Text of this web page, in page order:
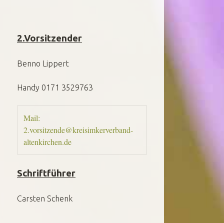
2.Vorsitzender
Benno Lippert
Handy 0171 3529763
Mail:
2.vorsitzende@kreisimkerverband-
altenkirchen.de
Schriftführer
Carsten Schenk